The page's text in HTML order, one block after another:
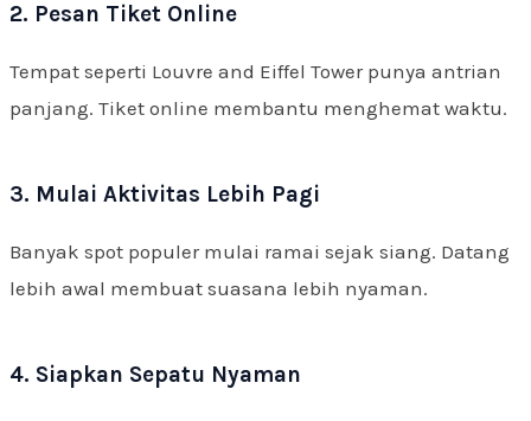
2. Pesan Tiket Online
Tempat seperti Louvre and Eiffel Tower punya antrian
panjang. Tiket online membantu menghemat waktu.
3. Mulai Aktivitas Lebih Pagi
Banyak spot populer mulai ramai sejak siang. Datang
lebih awal membuat suasana lebih nyaman.
4. Siapkan Sepatu Nyaman